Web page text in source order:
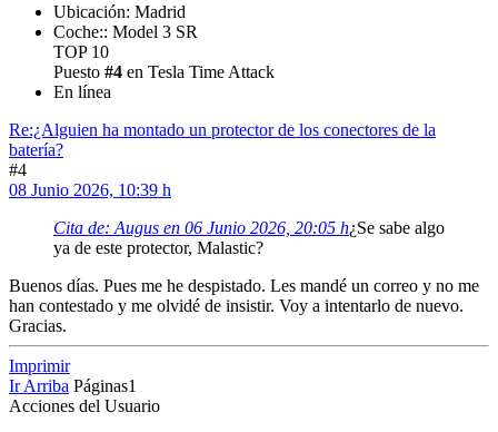
Ubicación: Madrid
Coche:: Model 3 SR
TOP 10
Puesto #4 en Tesla Time Attack
En línea
Re:¿Alguien ha montado un protector de los conectores de la
batería?
#4
08 Junio 2026, 10:39 h
Cita de: Augus en 06 Junio 2026, 20:05 h¿Se sabe algo
ya de este protector, Malastic?
Buenos días. Pues me he despistado. Les mandé un correo y no me
han contestado y me olvidé de insistir. Voy a intentarlo de nuevo.
Gracias.
Imprimir
Ir Arriba Páginas1
Acciones del Usuario